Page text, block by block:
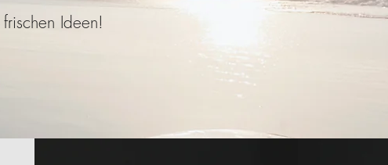
Ideen!